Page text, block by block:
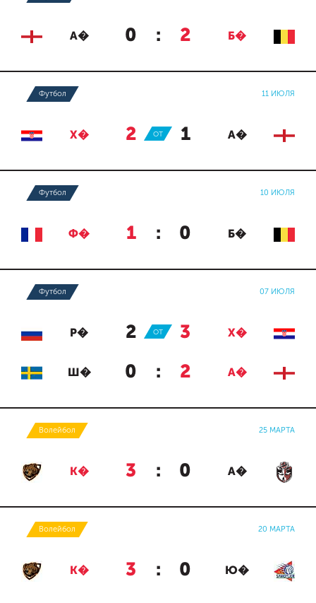
А� 0 : 2 Б�
Футбол 11 ИЮЛЯ
Х� 2 : 1 А�
ОТ
Футбол 10 ИЮЛЯ
Ф� 1 : 0 Б�
Футбол 07 ИЮЛЯ
Р� 2 : 3 Х�
ОТ
Ш� 0 : 2 А�
Волейбол 25 МАРТА
К� 3 : 0 А�
Волейбол 20 МАРТА
К� 3 : 0 Ю�